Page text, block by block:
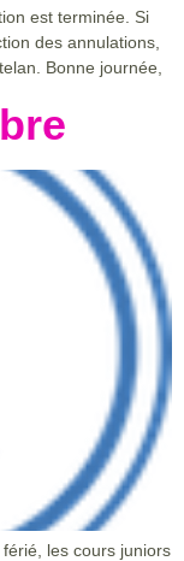
est terminée. Si
des annulations,
Bonne journée,
férié, les cours juniors